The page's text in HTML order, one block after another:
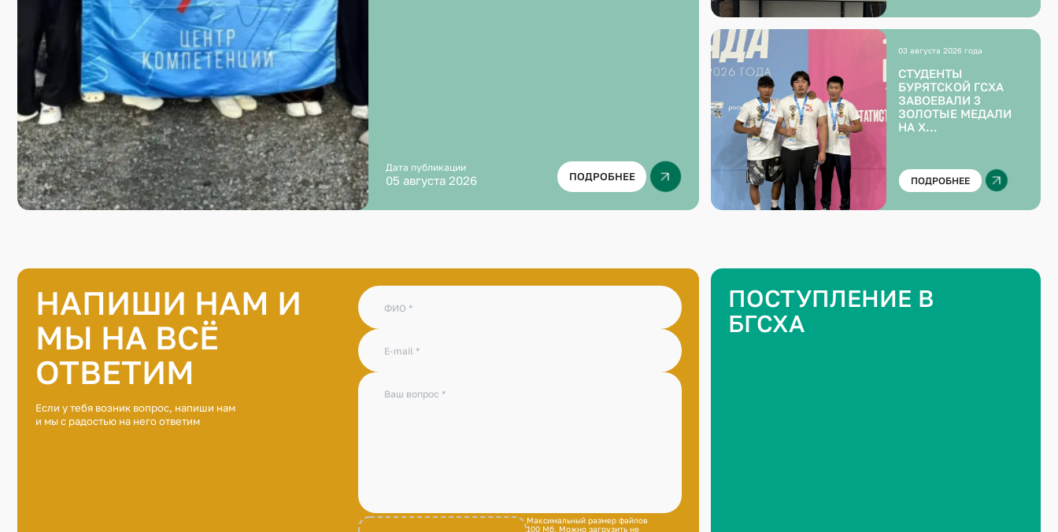
Дата публикации
05 августа 2026 ПОДРОБНЕЕ
03 августа 2026 года
СТУДЕНТЫ
БУРЯТСКОЙ ГСХА
ЗАВОЕВАЛИ 3
ЗОЛОТЫЕ МЕДАЛИ
НА X
УНИВЕРСИАДЕ
ПОДРОБНЕЕ
НАПИШИ НАМ И
МЫ НА ВСЁ
ОТВЕТИМ
Если у тебя возник вопрос, напиши нам
и мы с радостью на него ответим
ФИО
E-mail
Ваш вопрос
Максимальный размер файлов
100 Мб. Можно загрузить не
ПОСТУПЛЕНИЕ В
БГСХА